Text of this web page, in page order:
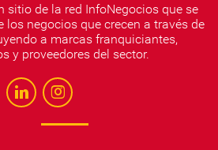
sitio de la red InfoNegocios que se
los negocios que crecen a través de
a marcas franquiciantes,
y proveedores del sector.